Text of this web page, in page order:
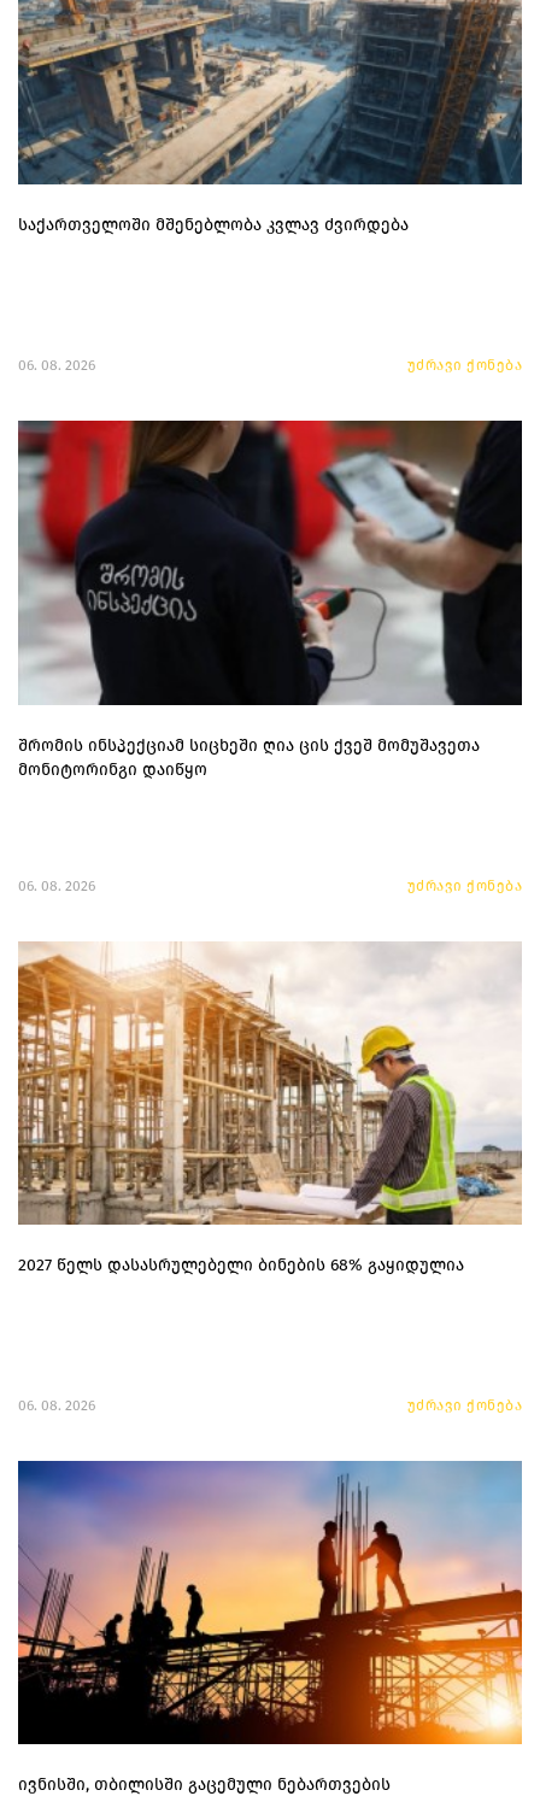
საქართველოში მშენებლობა კვლავ ძვირდება
06. 08. 2026 უძრავი ქონება
შრომის ინსპექციამ სიცხეში ღია ცის ქვეშ მომუშავეთა
მონიტორინგი დაიწყო
06. 08. 2026 უძრავი ქონება
2027 წელს დასასრულებელი ბინების 68% გაყიდულია
06. 08. 2026 უძრავი ქონება
ივნისში, თბილისში გაცემული ნებართვების